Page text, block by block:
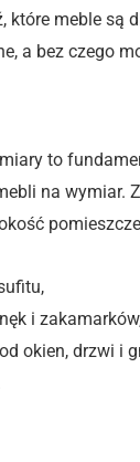
które meble są
a bez czego
to
na wymiar.
i
okien, drzwi i